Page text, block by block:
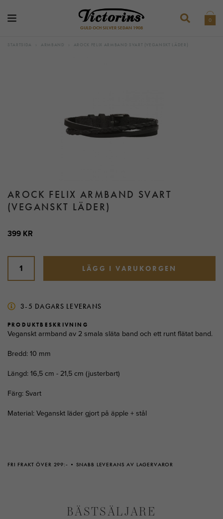
GULD OCH SILVER SEDAN 1908
0
STARTSIDA ARMBAND AROCK FELIX ARMBAND SVART (VEGANSKT LÄDER)
AROCK FELIX ARMBAND SVART
(VEGANSKT LÄDER)
PRODUKTBESKRIVNING
Veganskt armband av 2 smala släta band och ett runt flätat band.
Bredd: 10 mm
Längd: 16,5 cm - 21,5 cm (justerbart)
Färg: Svart
Material: Veganskt läder gjort på äpple + stål
399 KR
LÄGG I VARUKORGEN
3-5 DAGARS LEVERANS
FRI FRAKT ÖVER 299:- SNABB LEVERANS AV LAGERVAROR
BÄSTSÄLJARE